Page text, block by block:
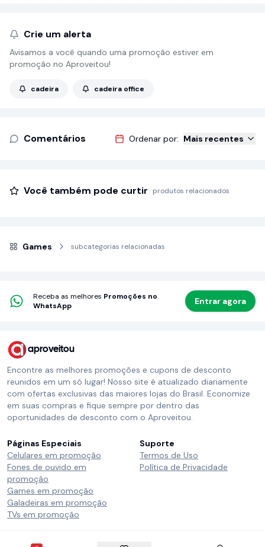
Crie um alerta
Avisamos a você quando uma promoção estiver em
promoção no Aproveitou!
cadeira cadeira office
Comentários Ordenar por: Mais recentes
Você também pode curtir produtos relacionados
Games subcategorias relacionadas
Receba as melhores Promoções no
WhatsApp
Entrar agora
aproveitou
Encontre as melhores promoções e cupons de desconto
reunidos em um só lugar! Nosso site é atualizado diariamente
com ofertas exclusivas das maiores lojas do Brasil. Economize
em suas compras e fique sempre por dentro das
oportunidades de desconto com o Aproveitou.
Páginas Especiais
Celulares em promoção
Fones de ouvido em
promoção
Games em promoção
Galadeiras em promoção
TVs em promoção
Suporte
Termos de Uso
Política de Privacidade